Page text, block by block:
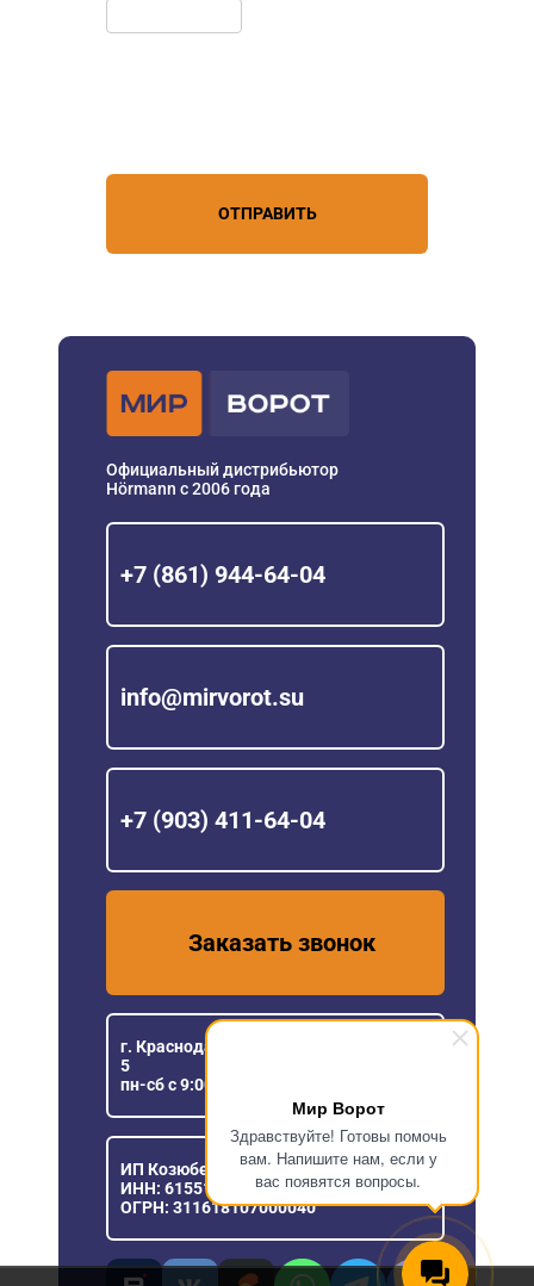
Мир Ворот
Здравствуйте! Готовы помочь
вам. Напишите нам, если у
вас появятся вопросы.
ОТПРАВИТЬ
Официальный дистрибьютор
Hörmann с 2006 года
+7 (861) 944-64-04
info@mirvorot.su
+7 (903) 411-64-04
Заказать звонок
г. Краснодар, ул. Уральская, 151/1, офис
5
пн-сб с 9:00 до 18:00
ИП Козюберда Денис Александрович
ИНН: 615516030057
ОГРН: 311618107000040